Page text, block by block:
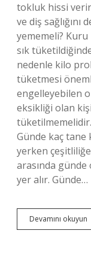
tokluk hissi
ve diş
yememeli?
sık
nedenle kilo
tüketmesi
engelleyebilen
eksikliği olan
Günde kaç tane
yerken
arasında
yer alır. Günde…
Devamını okuyun